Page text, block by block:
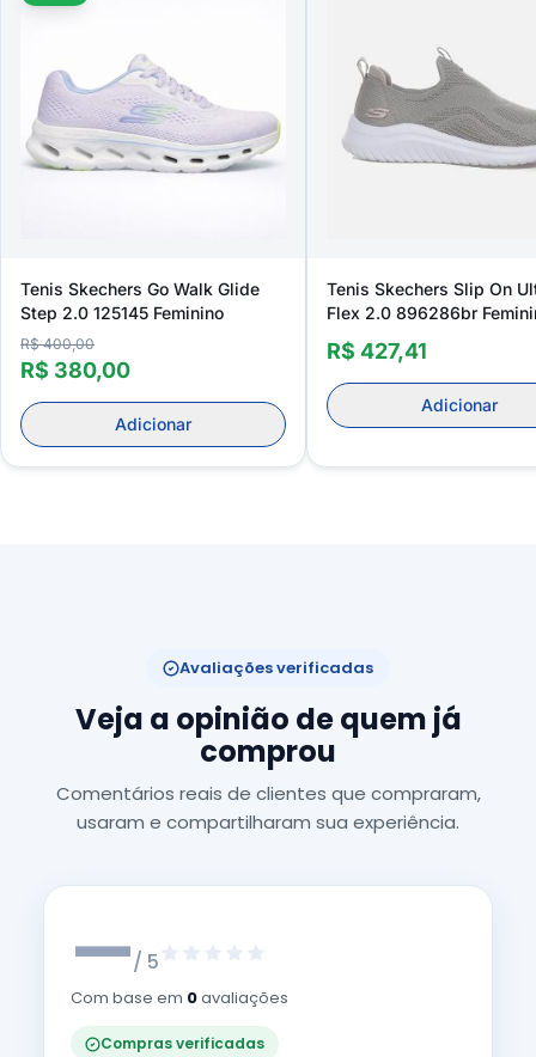
Tenis Skechers Go Walk Glide
Step 2.0 125145 Feminino
R$ 400,00
R$ 380,00
Adicionar
Tenis Skechers Slip On
Flex 2.0 896286br
R$ 427,41
Adicionar
Avaliações verificadas
Veja a opinião de quem já
comprou
Comentários reais de clientes que compraram,
usaram e compartilharam sua experiência.
—/ 5
Com base em 0avaliações
Compras verificadas